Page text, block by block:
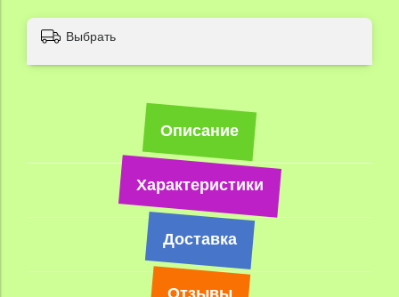
Выбрать
Описание
Характеристики
Доставка